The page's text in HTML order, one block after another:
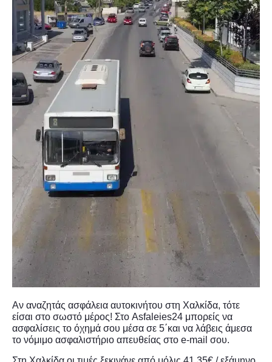
Αν αναζητάς ασφάλεια αυτοκινήτου στη Χαλκίδα, τότε
είσαι στο σωστό μέρος! Στο Asfaleies24 μπορείς να
ασφαλίσεις το όχημά σου μέσα σε 5΄και να λάβεις άμεσα
το νόμιμο ασφαλιστήριο απευθείας στο e-mail σου.